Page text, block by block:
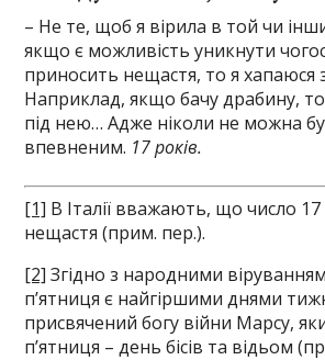
– Не те, щоб я вірила в той чи
якщо є можливість уникнути
приносить нещастя, то я хапаюся
Наприклад, якщо бачу драбину,
під нею… Адже ніколи не можна
впевненим. 17 років.
[1] В Італії вважають, що число
нещастя (прим. пер.).
[2] Згідно з народними
п’ятниця є найгіршими днями
присвячений богу війни Марсу,
п’ятниця – день бісів та відьом